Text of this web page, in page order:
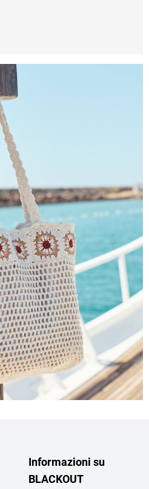
Informazioni su
BLACKOUT